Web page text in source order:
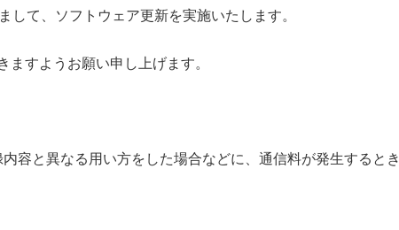
て、ソフトウェア更新を実施いたします。
すようお願い申し上げます。
容と異なる用い方をした場合などに、通信料が発生するとき